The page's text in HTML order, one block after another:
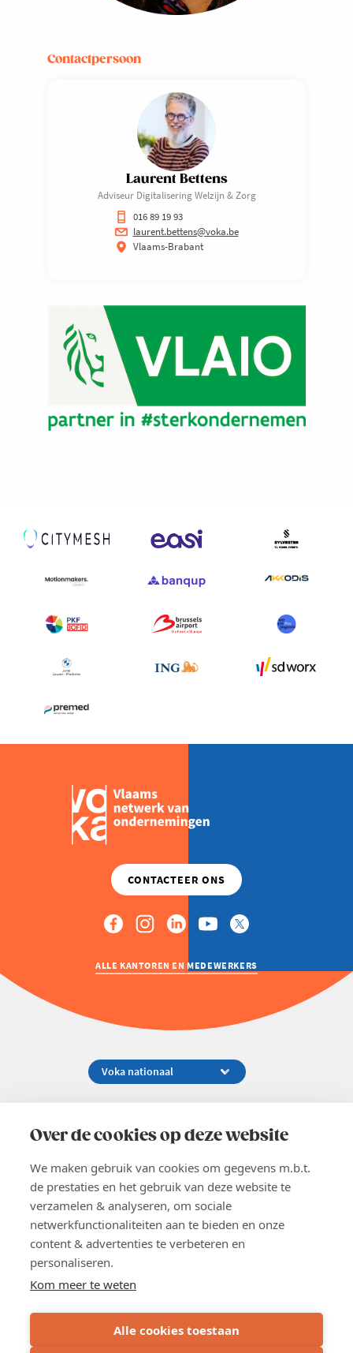
Over de cookies op deze website
We maken gebruik van cookies om gegevens m.b.t.
de prestaties en het gebruik van deze website te
verzamelen & analyseren, om sociale
netwerkfunctionaliteiten aan te bieden en onze
content & advertenties te verbeteren en
personaliseren.
Kom meer te weten
Alle cookies toestaan
Contactpersoon
Laurent Bettens
Adviseur Digitalisering Welzijn & Zorg
016 89 19 93
laurent.bettens@voka.be
Vlaams-Brabant
ALLE KANTOREN EN MEDEWERKERS
02 229 81 11
EN
Word lid
Voka 2026